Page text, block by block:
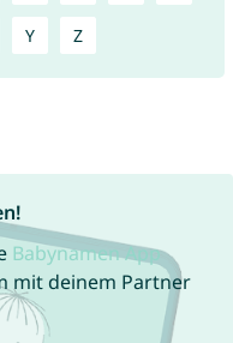
Y Z
Babynamen App
mit deinem Partner